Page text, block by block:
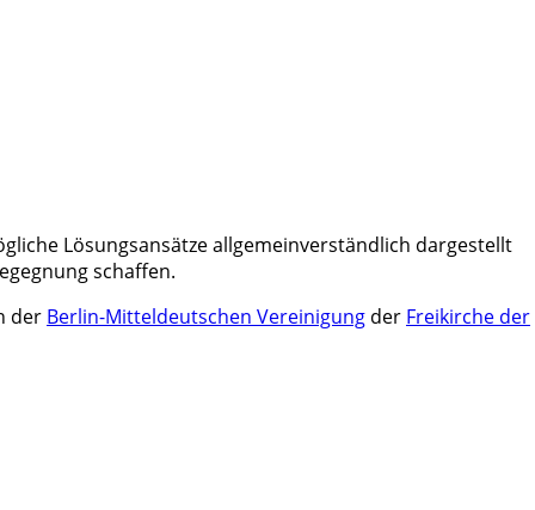
Lösungsansätze allgemeinverständlich dargestellt
schaffen.
der Berlin-Mitteldeutschen Vereinigung der Freikirche der